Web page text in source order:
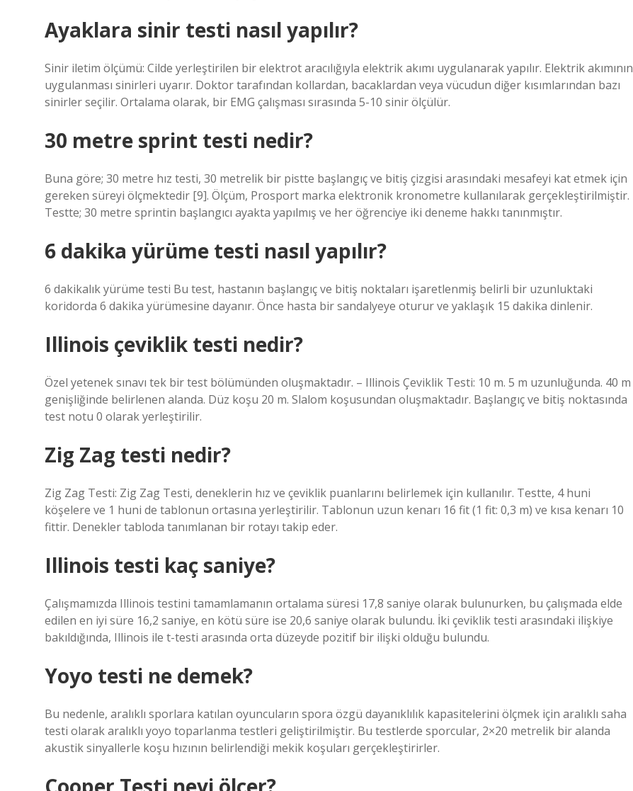
Ayaklara sinir testi nasıl yapılır?
Sinir iletim ölçümü: Cilde yerleştirilen bir elektrot aracılığıyla elektrik akımı uygulanarak yapılır. Elektrik akımının
uygulanması sinirleri uyarır. Doktor tarafından kollardan, bacaklardan veya vücudun diğer kısımlarından bazı
sinirler seçilir. Ortalama olarak, bir EMG çalışması sırasında 5-10 sinir ölçülür.
30 metre sprint testi nedir?
Buna göre; 30 metre hız testi, 30 metrelik bir pistte başlangıç ​​ve bitiş çizgisi arasındaki mesafeyi kat etmek için
gereken süreyi ölçmektedir [9]. Ölçüm, Prosport marka elektronik kronometre kullanılarak gerçekleştirilmiştir.
Testte; 30 metre sprintin başlangıcı ayakta yapılmış ve her öğrenciye iki deneme hakkı tanınmıştır.
6 dakika yürüme testi nasıl yapılır?
6 dakikalık yürüme testi Bu test, hastanın başlangıç ​​ve bitiş noktaları işaretlenmiş belirli bir uzunluktaki
koridorda 6 dakika yürümesine dayanır. Önce hasta bir sandalyeye oturur ve yaklaşık 15 dakika dinlenir.
Illinois çeviklik testi nedir?
Özel yetenek sınavı tek bir test bölümünden oluşmaktadır. – Illinois Çeviklik Testi: 10 m. 5 m uzunluğunda. 40 m
genişliğinde belirlenen alanda. Düz koşu 20 m. Slalom koşusundan oluşmaktadır. Başlangıç ​​ve bitiş noktasında
test notu 0 olarak yerleştirilir.
Zig Zag testi nedir?
Zig Zag Testi: Zig Zag Testi, deneklerin hız ve çeviklik puanlarını belirlemek için kullanılır. Testte, 4 huni
köşelere ve 1 huni de tablonun ortasına yerleştirilir. Tablonun uzun kenarı 16 fit (1 fit: 0,3 m) ve kısa kenarı 10
fittir. Denekler tabloda tanımlanan bir rotayı takip eder.
Illinois testi kaç saniye?
Çalışmamızda Illinois testini tamamlamanın ortalama süresi 17,8 saniye olarak bulunurken, bu çalışmada elde
edilen en iyi süre 16,2 saniye, en kötü süre ise 20,6 saniye olarak bulundu. İki çeviklik testi arasındaki ilişkiye
bakıldığında, Illinois ile t-testi arasında orta düzeyde pozitif bir ilişki olduğu bulundu.
Yoyo testi ne demek?
Bu nedenle, aralıklı sporlara katılan oyuncuların spora özgü dayanıklılık kapasitelerini ölçmek için aralıklı saha
testi olarak aralıklı yoyo toparlanma testleri geliştirilmiştir. Bu testlerde sporcular, 2×20 metrelik bir alanda
akustik sinyallerle koşu hızının belirlendiği mekik koşuları gerçekleştirirler.